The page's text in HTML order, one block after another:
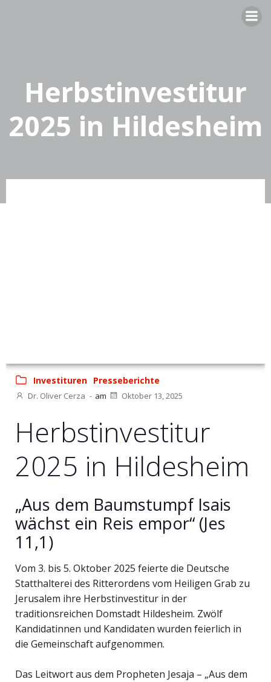
Herbstinvestitur
2025 in Hildesheim
Investituren Presseberichte
Dr. Oliver Cerza - am Oktober 13, 2025
Herbstinvestitur
2025 in Hildesheim
„Aus dem Baumstumpf Isais
wächst ein Reis empor“ (Jes
11,1)
Vom 3. bis 5. Oktober 2025 feierte die Deutsche
Statthalterei des Ritterordens vom Heiligen Grab zu
Jerusalem ihre Herbstinvestitur in der
traditionsreichen Domstadt Hildesheim. Zwölf
Kandidatinnen und Kandidaten wurden feierlich in
die Gemeinschaft aufgenommen.
Das Leitwort aus dem Propheten Jesaja – „Aus dem